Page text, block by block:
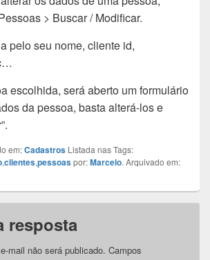
> Buscar / Modificar.
pelo seu nome, cliente id,
escolhida, será aberto um formulário
da pessoa, basta alterá-los e
em:Cadastros Listada nas Tags:
,clientes,pessoaspor:Marcelo. Arquivado em:
resposta
mail não será publicado. Campos